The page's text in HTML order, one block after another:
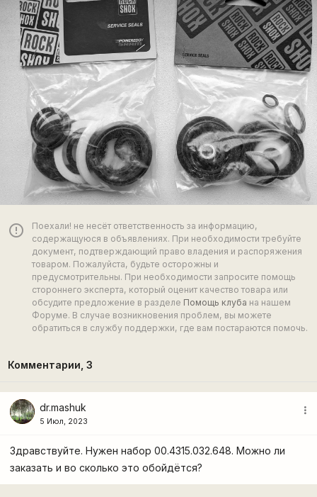
error_outline
Поехали! не несёт ответственность за информацию,
содержащуюся в объявлениях. При необходимости требуйте
документ, подтверждающий право владения и распоряжения
товаром. Пожалуйста, будьте осторожны и
предусмотрительны. При необходимости запросите помощь
стороннего эксперта, который оценит качество товара или
обсудите предложение в разделе Помощь клуба на нашем
Форуме. В случае возникновения проблем, вы можете
обратиться в службу поддержки, где вам постараются помочь.
Комментарии, 3
dr.mashuk
5 Июл, 2023
more_vert
Здравствуйте. Нужен набор 00.4315.032.648. Можно ли
заказать и во сколько это обойдётся?